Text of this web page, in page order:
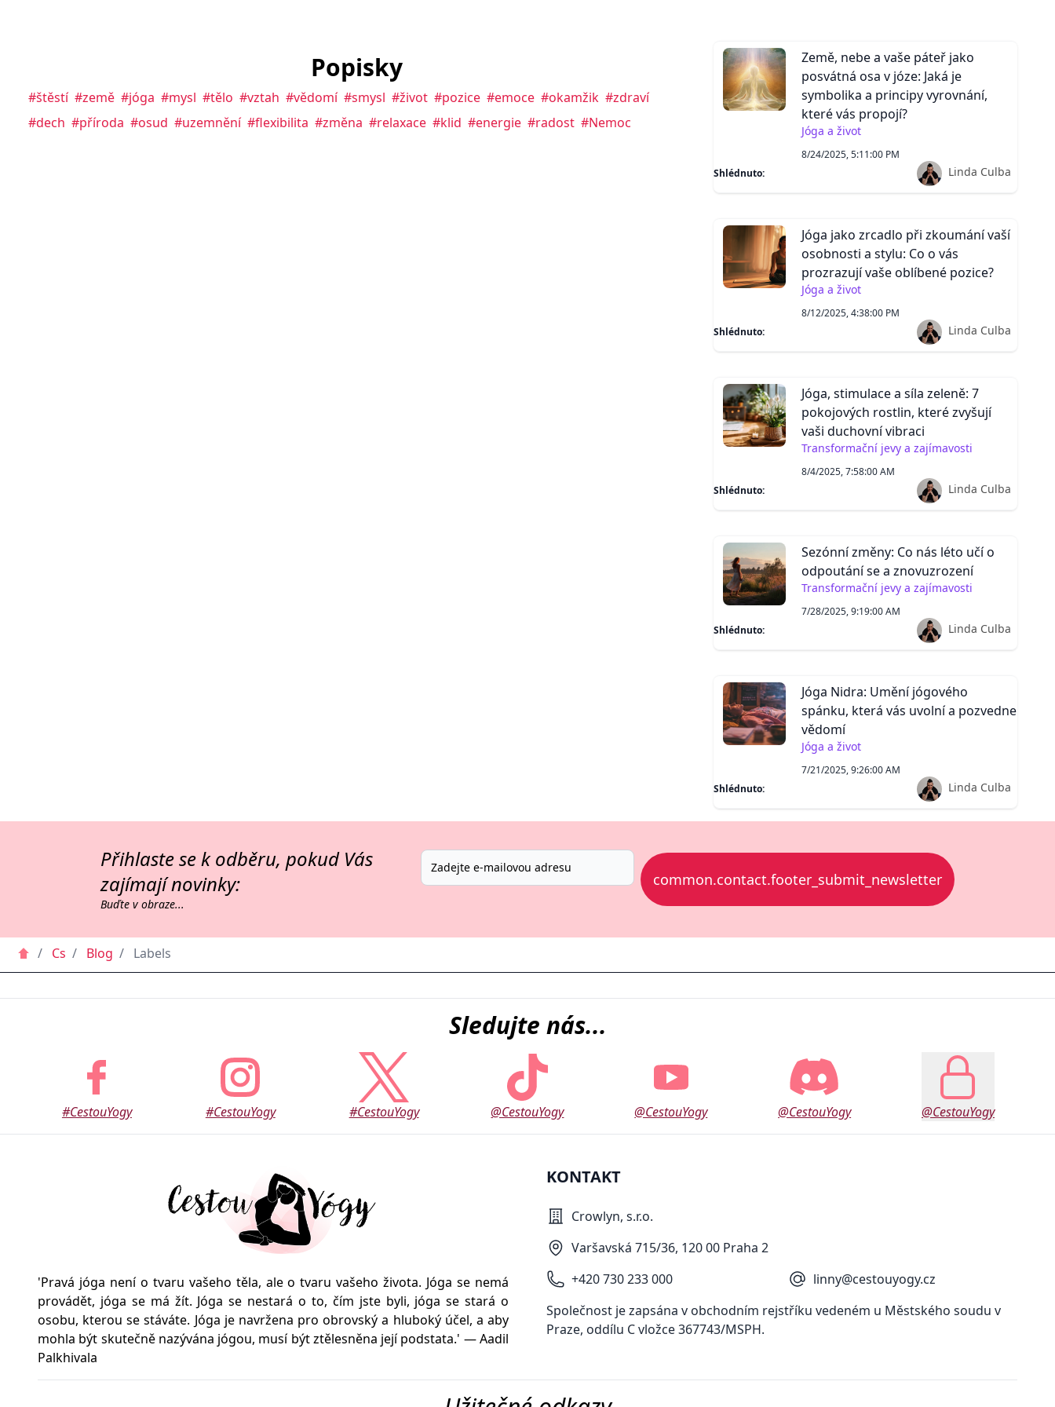
Popisky
#štěstí #země #jóga #mysl #tělo #vztah #vědomí #smysl #život #pozice #emoce #okamžik #zdraví
#dech #příroda #osud #uzemnění #flexibilita #změna #relaxace #klid #energie #radost #Nemoc
Země, nebe a vaše páteř jako
posvátná osa v józe: Jaká je
symbolika a principy vyrovnání,
které vás propojí?
Jóga a život
8/24/2025, 5:11:00 PM
Shlédnuto:
Linda Culba
Jóga jako zrcadlo při zkoumání vaší
osobnosti a stylu: Co o vás
prozrazují vaše oblíbené pozice?
Jóga a život
8/12/2025, 4:38:00 PM
Shlédnuto:
Linda Culba
Jóga, stimulace a síla zeleně: 7
pokojových rostlin, které zvyšují
vaši duchovní vibraci
Transformační jevy a zajímavosti
8/4/2025, 7:58:00 AM
Shlédnuto:
Linda Culba
Sezónní změny: Co nás léto učí o
odpoutání se a znovuzrození
Transformační jevy a zajímavosti
7/28/2025, 9:19:00 AM
Shlédnuto:
Linda Culba
Jóga Nidra: Umění jógového
spánku, která vás uvolní a pozvedne
vědomí
Jóga a život
7/21/2025, 9:26:00 AM
Shlédnuto:
Linda Culba
Přihlaste se k odběru, pokud Vás
zajímají novinky:
Buďte v obraze...
common.contact.footer_submit_newsletter
/ Cs / Blog / Labels
Sledujte nás...
#CestouYogy #CestouYogy #CestouYogy @CestouYogy @CestouYogy @CestouYogy @CestouYogy
'Pravá jóga není o tvaru vašeho těla, ale o tvaru vašeho života. Jóga se nemá
provádět, jóga se má žít. Jóga se nestará o to, čím jste byli, jóga se stará o
osobu, kterou se stáváte. Jóga je navržena pro obrovský a hluboký účel, a aby
mohla být skutečně nazývána jógou, musí být ztělesněna její podstata.' — Aadil
Palkhivala
KONTAKT
Crowlyn, s.r.o.
Varšavská 715/36, 120 00 Praha 2
+420 730 233 000
linny@cestouyogy.cz
Společnost je zapsána v obchodním rejstříku vedeném u Městského soudu v
Praze, oddílu C vložce 367743/MSPH.